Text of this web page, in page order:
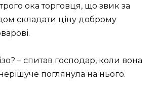
ока торговця, що звик за
складати ціну доброму
– спитав господар, коли вона
поглянула на нього.